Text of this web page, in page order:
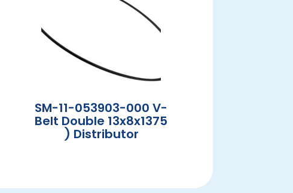
SM-11-053903-000 V-
Belt Double 13x8x1375
) Distributor